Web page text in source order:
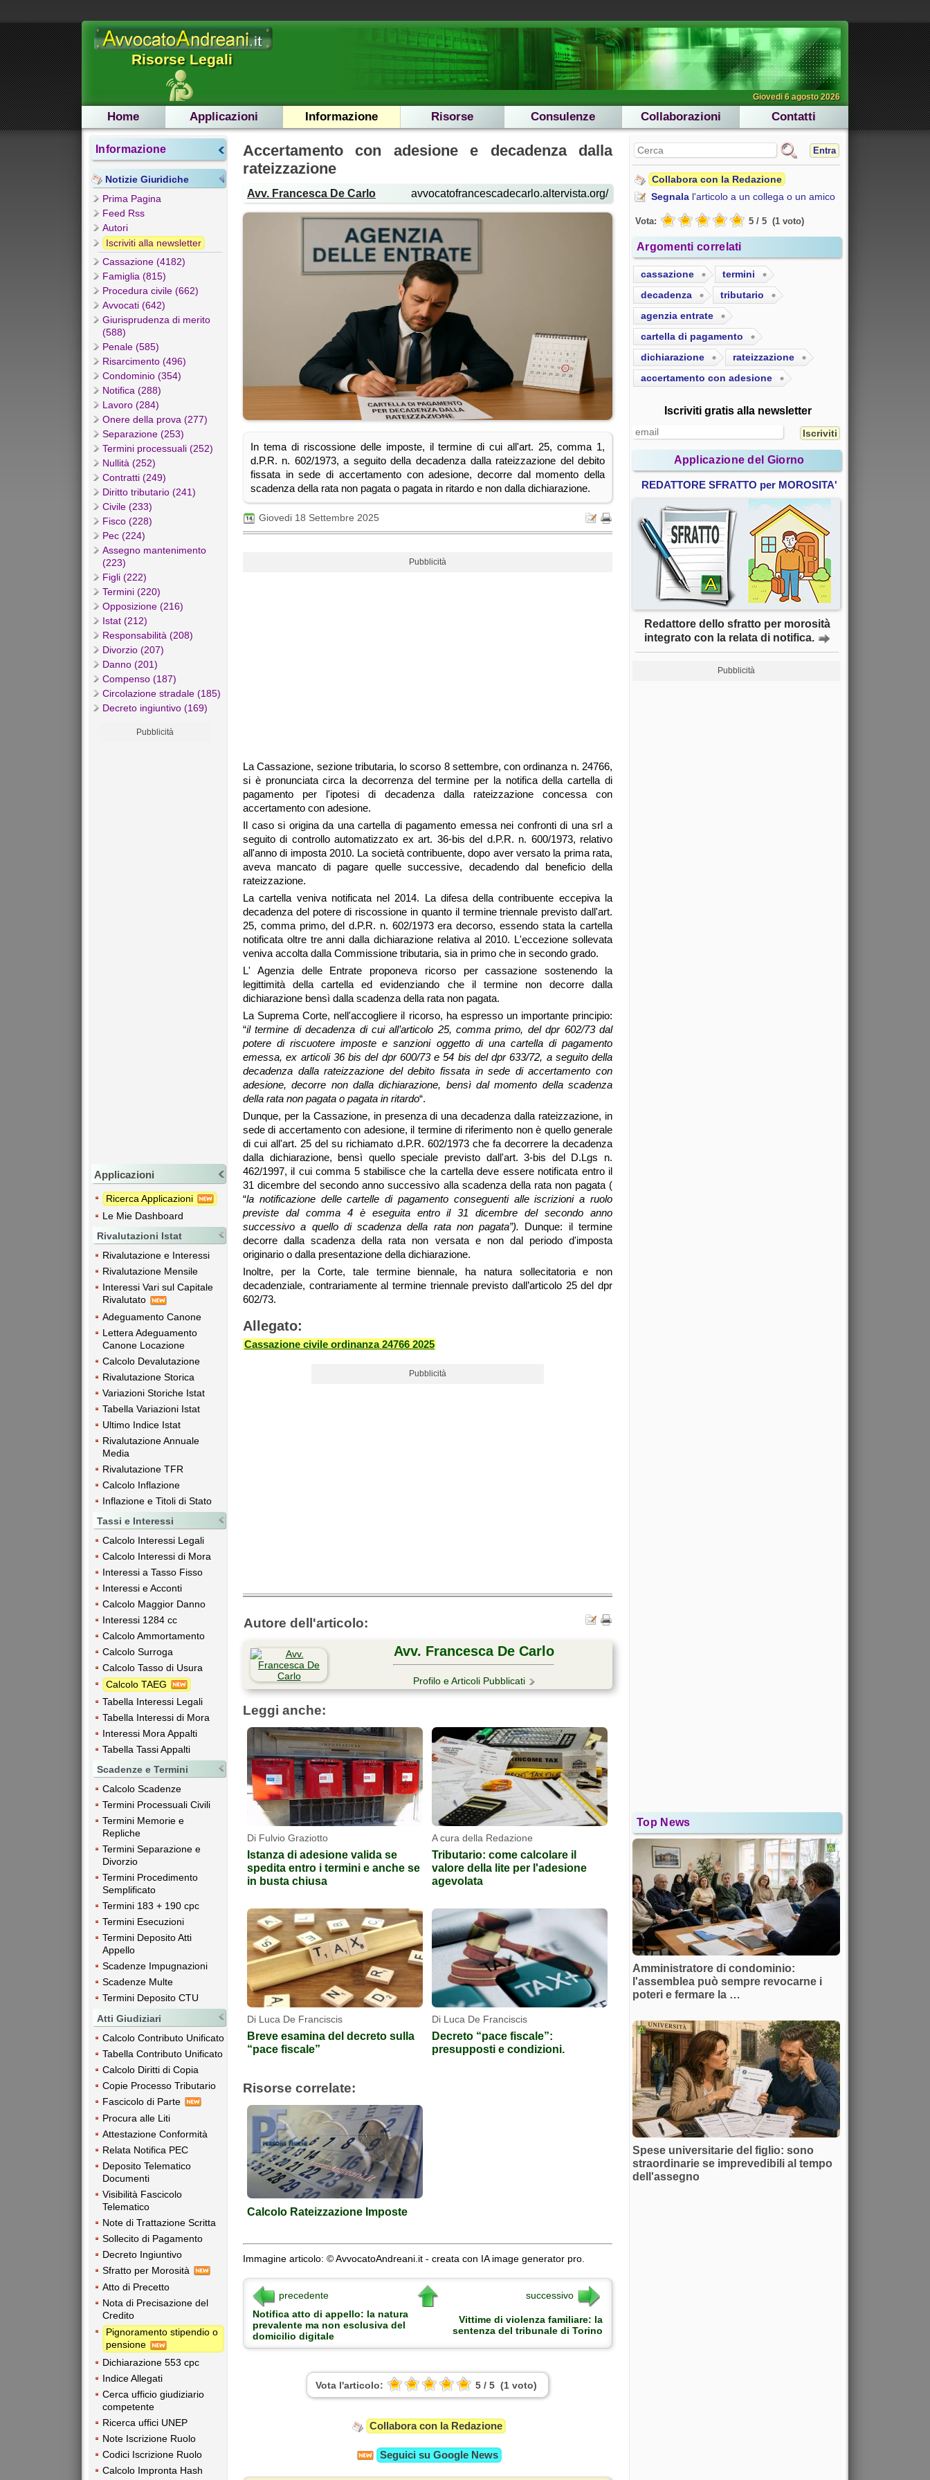
Risorse Legali
Giovedi 6 agosto 2026
Home Applicazioni Informazione Risorse Consulenze Collaborazioni Contatti
Informazione
Notizie Giuridiche
Prima Pagina
Feed Rss
Autori
Iscriviti alla newsletter
Cassazione (4182)
Famiglia (815)
Procedura civile (662)
Avvocati (642)
Giurisprudenza di merito
(588)
Penale (585)
Risarcimento (496)
Condominio (354)
Notifica (288)
Lavoro (284)
Onere della prova (277)
Separazione (253)
Termini processuali (252)
Nullità (252)
Contratti (249)
Diritto tributario (241)
Civile (233)
Fisco (228)
Pec (224)
Assegno mantenimento
(223)
Figli (222)
Termini (220)
Opposizione (216)
Istat (212)
Responsabilità (208)
Divorzio (207)
Danno (201)
Compenso (187)
Circolazione stradale (185)
Decreto ingiuntivo (169)
Pubblicità
Applicazioni
Ricerca Applicazioni
Le Mie Dashboard
Rivalutazioni Istat
Rivalutazione e Interessi
Rivalutazione Mensile
Interessi Vari sul Capitale
Rivalutato
Adeguamento Canone
Lettera Adeguamento
Canone Locazione
Calcolo Devalutazione
Rivalutazione Storica
Variazioni Storiche Istat
Tabella Variazioni Istat
Ultimo Indice Istat
Rivalutazione Annuale
Media
Rivalutazione TFR
Calcolo Inflazione
Inflazione e Titoli di Stato
Tassi e Interessi
Calcolo Interessi Legali
Calcolo Interessi di Mora
Interessi a Tasso Fisso
Interessi e Acconti
Calcolo Maggior Danno
Interessi 1284 cc
Calcolo Ammortamento
Calcolo Surroga
Calcolo Tasso di Usura
Calcolo TAEG
Tabella Interessi Legali
Tabella Interessi di Mora
Interessi Mora Appalti
Tabella Tassi Appalti
Scadenze e Termini
Calcolo Scadenze
Termini Processuali Civili
Termini Memorie e
Repliche
Termini Separazione e
Divorzio
Termini Procedimento
Semplificato
Termini 183 + 190 cpc
Termini Esecuzioni
Termini Deposito Atti
Appello
Scadenze Impugnazioni
Scadenze Multe
Termini Deposito CTU
Atti Giudiziari
Calcolo Contributo Unificato
Tabella Contributo Unificato
Calcolo Diritti di Copia
Copie Processo Tributario
Fascicolo di Parte
Procura alle Liti
Attestazione Conformità
Relata Notifica PEC
Deposito Telematico
Documenti
Visibilità Fascicolo
Telematico
Note di Trattazione Scritta
Sollecito di Pagamento
Decreto Ingiuntivo
Sfratto per Morosità
Atto di Precetto
Nota di Precisazione del
Credito
Pignoramento stipendio o
pensione
Dichiarazione 553 cpc
Indice Allegati
Cerca ufficio giudiziario
competente
Ricerca uffici UNEP
Note Iscrizione Ruolo
Codici Iscrizione Ruolo
Calcolo Impronta Hash
Accertamento con adesione e decadenza dalla
rateizzazione
Avv. Francesca De Carlo avvocatofrancescadecarlo.altervista.org/
In tema di riscossione delle imposte, il termine di cui all'art. 25, comma 1,
d.P.R. n. 602/1973, a seguito della decadenza dalla rateizzazione del debito
fissata in sede di accertamento con adesione, decorre dal momento della
scadenza della rata non pagata o pagata in ritardo e non dalla dichiarazione.
Giovedi 18 Settembre 2025
Pubblicità
La Cassazione, sezione tributaria, lo scorso 8 settembre, con ordinanza n. 24766,
si è pronunciata circa la decorrenza del termine per la notifica della cartella di
pagamento per l'ipotesi di decadenza dalla rateizzazione concessa con
accertamento con adesione.
Il caso si origina da una cartella di pagamento emessa nei confronti di una srl a
seguito di controllo automatizzato ex art. 36-bis del d.P.R. n. 600/1973, relativo
all'anno di imposta 2010. La società contribuente, dopo aver versato la prima rata,
aveva mancato di pagare quelle successive, decadendo dal beneficio della
rateizzazione.
La cartella veniva notificata nel 2014. La difesa della contribuente eccepiva la
decadenza del potere di riscossione in quanto il termine triennale previsto dall'art.
25, comma primo, del d.P.R. n. 602/1973 era decorso, essendo stata la cartella
notificata oltre tre anni dalla dichiarazione relativa al 2010. L'eccezione sollevata
veniva accolta dalla Commissione tributaria, sia in primo che in secondo grado.
L' Agenzia delle Entrate proponeva ricorso per cassazione sostenendo la
legittimità della cartella ed evidenziando che il termine non decorre dalla
dichiarazione bensì dalla scadenza della rata non pagata.
La Suprema Corte, nell'accogliere il ricorso, ha espresso un importante principio:
“il termine di decadenza di cui all’articolo 25, comma primo, del dpr 602/73 dal
potere di riscuotere imposte e sanzioni oggetto di una cartella di pagamento
emessa, ex articoli 36 bis del dpr 600/73 e 54 bis del dpr 633/72, a seguito della
decadenza dalla rateizzazione del debito fissata in sede di accertamento con
adesione, decorre non dalla dichiarazione, bensì dal momento della scadenza
della rata non pagata o pagata in ritardo“.
Dunque, per la Cassazione, in presenza di una decadenza dalla rateizzazione, in
sede di accertamento con adesione, il termine di riferimento non è quello generale
di cui all'art. 25 del su richiamato d.P.R. 602/1973 che fa decorrere la decadenza
dalla dichiarazione, bensì quello speciale previsto dall'art. 3-bis del D.Lgs n.
462/1997, il cui comma 5 stabilisce che la cartella deve essere notificata entro il
31 dicembre del secondo anno successivo alla scadenza della rata non pagata (
“la notificazione delle cartelle di pagamento conseguenti alle iscrizioni a ruolo
previste dal comma 4 è eseguita entro il 31 dicembre del secondo anno
successivo a quello di scadenza della rata non pagata”). Dunque: il termine
decorre dalla scadenza della rata non versata e non dal periodo d'imposta
originario o dalla presentazione della dichiarazione.
Inoltre, per la Corte, tale termine biennale, ha natura sollecitatoria e non
decadenziale, contrariamente al termine triennale previsto dall’articolo 25 del dpr
602/73.
Allegato:
Cassazione civile ordinanza 24766 2025
Pubblicità
Autore dell'articolo:
Avv. Francesca De Carlo
Profilo e Articoli Pubblicati
Leggi anche:
Di Fulvio Graziotto
Istanza di adesione valida se
spedita entro i termini e anche se
in busta chiusa
A cura della Redazione
Tributario: come calcolare il
valore della lite per l'adesione
agevolata
Di Luca De Franciscis
Breve esamina del decreto sulla
“pace fiscale”
Di Luca De Franciscis
Decreto “pace fiscale”:
presupposti e condizioni.
Risorse correlate:
Calcolo Rateizzazione Imposte
Immagine articolo: © AvvocatoAndreani.it - creata con IA image generator pro.
precedente
successivo
Notifica atto di appello: la natura
prevalente ma non esclusiva del
domicilio digitale
Vittime di violenza familiare: la
sentenza del tribunale di Torino
Vota l'articolo: 5 / 5 (1 voto)
Collabora con la Redazione
Seguici su Google News
Entra
Collabora con la Redazione
Segnala l'articolo a un collega o un amico
Vota: 5 / 5 (1 voto)
Argomenti correlati
cassazione
termini
decadenza
tributario
agenzia entrate
cartella di pagamento
dichiarazione
rateizzazione
accertamento con adesione
Iscriviti gratis alla newsletter
Applicazione del Giorno
REDATTORE SFRATTO per MOROSITA'
Redattore dello sfratto per morosità
integrato con la relata di notifica.
Pubblicità
Top News
Amministratore di condominio:
l'assemblea può sempre revocarne i
poteri e fermare la …
Spese universitarie del figlio: sono
straordinarie se imprevedibili al tempo
dell'assegno